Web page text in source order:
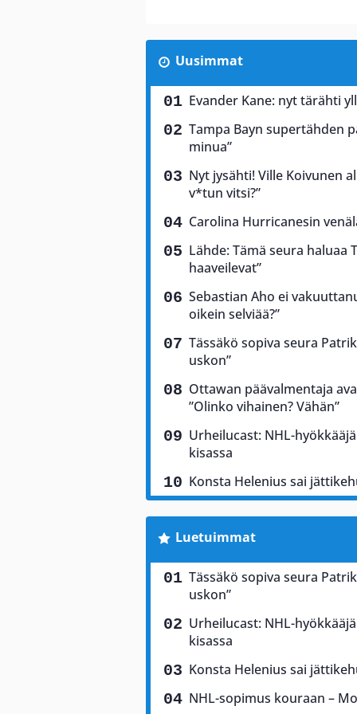
Uusimmat
Evander Kane: nyt tärähti
Tampa Bayn supertähden
minua”
Nyt jysähti! Ville Koivunen
v*tun vitsi?”
Carolina Hurricanesin
Lähde: Tämä seura haluaa
haaveilevat”
Sebastian Aho ei
oikein selviää?”
Tässäkö sopiva seura
uskon”
Ottawan päävalmentaja
”Olinko vihainen? Vähän”
Urheilucast: NHL-
kisassa
Konsta Helenius sai
Luetuimmat
Tässäkö sopiva seura
uskon”
Urheilucast: NHL-
kisassa
Konsta Helenius sai
NHL-sopimus kouraan –